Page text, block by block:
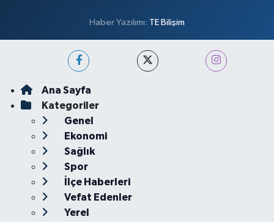
Haber Yazılımı: TE Bilişim
Ana Sayfa
Kategoriler
Genel
Ekonomi
Sağlık
Spor
İlçe Haberleri
Vefat Edenler
Yerel